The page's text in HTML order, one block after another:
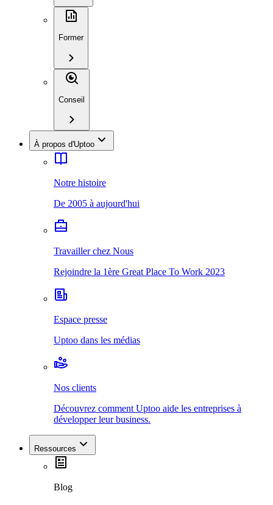
Former
Conseil
À propos d'Uptoo
Notre histoire
De 2005 à aujourd'hui
Travailler chez Nous
Rejoindre la 1ère Great Place To Work 2023
Espace presse
Uptoo dans les médias
Nos clients
Découvrez comment Uptoo aide les entreprises à
développer leur business.
Ressources
Blog